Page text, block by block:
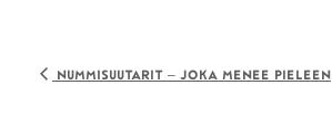
Nummisuutarit – joka menee pieleen